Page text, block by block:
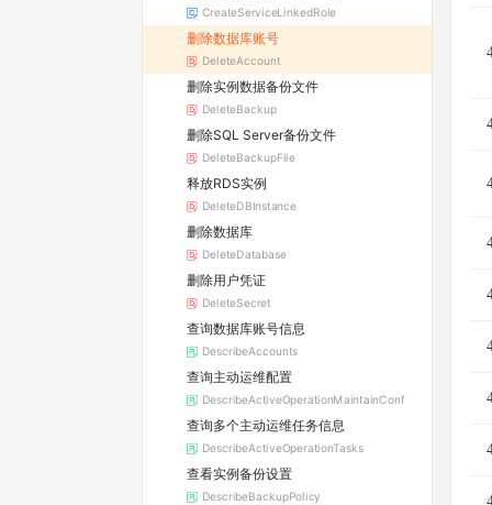
CreateServiceLinkedRole
删除数据库账号
DeleteAccount
删除实例数据备份文件
DeleteBackup
删除SQL Server备份文件
DeleteBackupFile
释放RDS实例
DeleteDBInstance
删除数据库
DeleteDatabase
删除用户凭证
DeleteSecret
查询数据库账号信息
DescribeAccounts
查询主动运维配置
DescribeActiveOperationMaintainConf
查询多个主动运维任务信息
DescribeActiveOperationTasks
查看实例备份设置
DescribeBackupPolicy